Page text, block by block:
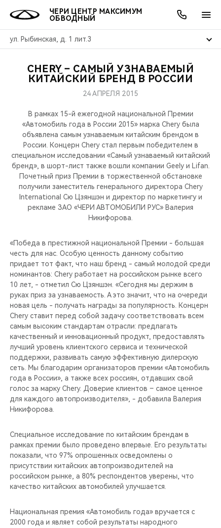
ЧЕРИ ЦЕНТР МАКСИМУМ
ОБВОДНЫЙ
ул. Рыбинская, д. 1 лит.3
МОДЕЛИ
КРОССОВЕРЫ
СЕДАНЫ
НОВИНКИ
ПОКУПАТЕЛЯМ
КРЕДИТ И СТРАХОВАНИЕ
ВЛАДЕЛЬЦАМ
ЗАПЧАСТИ И АКСЕССУАРЫ
ПОДДЕРЖКА
CHERY CONNECT
МИР CHERY
О БРЕНДЕ
CHERY В СОЦСЕТЯХ
ЛЮДИ CHERY
БЛАГОТВОРИТЕЛЬНОСТЬ
CHERY CONNECT
CHERY И СПОРТ
НАШИ МЕРОПРИЯТИЯ
ВИДЕООБЗОРЫ
CHERY ДЛЯ ДЕТЕЙ
АКЦИИ
ОНЛАЙН СЕРВИСЫ
КРЕДИТ
О КОМПАНИИ
МЫ В СОЦСЕТЯХ
CHERY – САМЫЙ УЗНАВАЕМЫЙ
КИТАЙСКИЙ БРЕНД В РОССИИ
24 АПРЕЛЯ 2015
В рамках 15-й ежегодной национальной Премии
«Автомобиль года в России 2015» марка Chery была
объявлена самым узнаваемым китайским брендом в
России. Концерн Chery стал первым победителем в
специальном исследовании «Самый узнаваемый китайский
бренд», в шорт-лист также вошли компании Geely и Lifan.
Почетный приз Премии в торжественной обстановке
получили заместитель генерального директора Chery
International Сю Цзяншэн и директор по маркетингу и
рекламе ЗАО «ЧЕРИ АВТОМОБИЛИ РУС» Валерия
Никифорова.
«Победа в престижной национальной Премии - большая
честь для нас. Особую ценность данному событию
придает тот факт, что наш бренд - самый молодой среди
номинантов: Chery работает на российском рынке всего
10 лет, - отметил Сю Цзяншэн. «Сегодня мы держим в
руках приз за узнаваемость. А это значит, что на очереди
новая цель - получать награды за популярность. Концерн
Chery ставит перед собой задачу соответствовать всем
самым высоким стандартам отрасли: предлагать
качественный и инновационный продукт, предоставлять
лучший уровень клиентского сервиса и технической
поддержки, развивать самую эффективную дилерскую
сеть. Мы благодарим организаторов премии «Автомобиль
года в России», а также всех россиян, отдавших свой
голос за марку Chery. Доверие клиентов – самое ценное
для каждого автопроизводителя», - добавила Валерия
Никифорова.
Специальное исследование по китайским брендам в
рамках премии было проведено впервые. Его результаты
показали, что 97% опрошенных осведомлены о
присутствии китайских автопроизводителей на
российском рынке, а 80% респондентов уверены, что
качество китайских автомобилей улучшается.
Национальная премия «Автомобиль года» вручается с
2000 года и являет собой результаты народного